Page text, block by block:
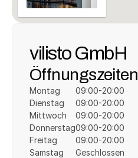
vilisto GmbH
Öffnungszeiten
Montag
Dienstag
Mittwoch
Donnerstag
Freitag
Samstag
09:00-20:00
09:00-20:00
09:00-20:00
09:00-20:00
09:00-20:00
Geschlossen